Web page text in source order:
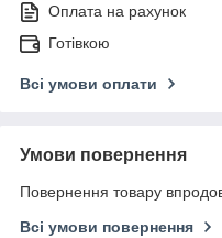
Оплата на рахунок
Готівкою
Всі умови оплати
Умови повернення
Повернення товару
Всі умови повернення